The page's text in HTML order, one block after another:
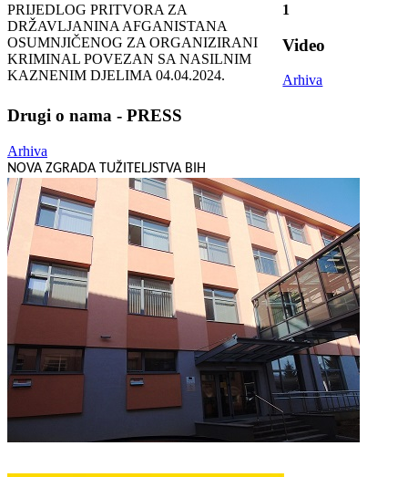
PRIJEDLOG PRITVORA ZA
DRŽAVLJANINA AFGANISTANA
OSUMNJIČENOG ZA ORGANIZIRANI
KRIMINAL POVEZAN SA NASILNIM
KAZNENIM DJELIMA 04.04.2024.
1
Video
Arhiva
Drugi o nama - PRESS
Arhiva
NOVA ZGRADA TUŽITELJSTVA BIH